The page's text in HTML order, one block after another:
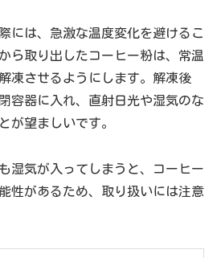
には、急激な温度変化を避けるこ
ら取り出したコーヒー粉は、常温
凍させるようにします。解凍後
容器に入れ、直射日光や湿気のな
が望ましいです。
湿気が入ってしまうと、コーヒー
性があるため、取り扱いには注意